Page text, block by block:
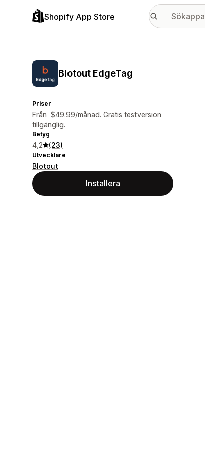
Shopify App Store
Blotout EdgeTag
Priser
Från $49.99/månad. Gratis testversion
tillgänglig.
Betyg
4,2 (23)
Utvecklare
Blotout
Installera